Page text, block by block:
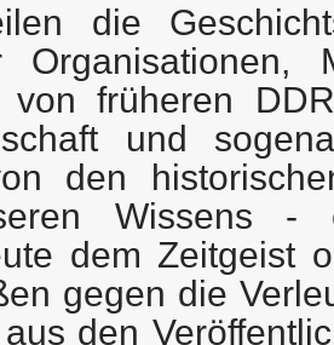
die
Organisationen,
von früheren
und
den
Wissens -
dem Zeitgeist
gegen die
den